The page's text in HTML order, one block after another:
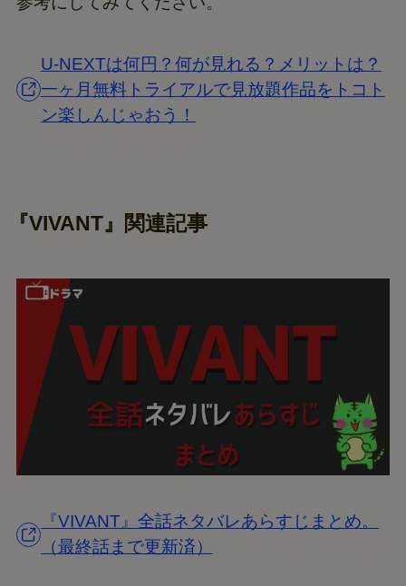
U-NEXTは何円？何が見れる？メリットは？
一ヶ月無料トライアルで見放題作品をトコト
ン楽しんじゃおう！
『VIVANT』関連記事
『VIVANT』全話ネタバレあらすじまとめ。
（最終話まで更新済）